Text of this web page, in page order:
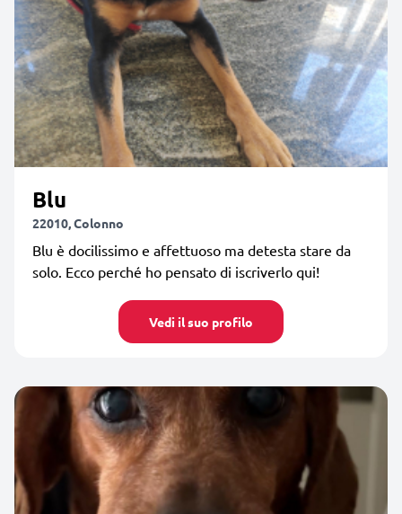
Blu
22010, Colonno
Blu è docilissimo e affettuoso ma detesta stare da
solo. Ecco perché ho pensato di iscriverlo qui!
Vedi il suo profilo